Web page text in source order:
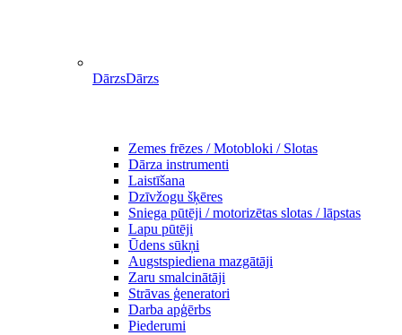
DārzsDārzs
Zemes frēzes / Motobloki / Slotas
Dārza instrumenti
Laistīšana
Dzīvžogu šķēres
Sniega pūtēji / motorizētas slotas / lāpstas
Lapu pūtēji
Ūdens sūkņi
Augstspiediena mazgātāji
Zaru smalcinātāji
Strāvas ģeneratori
Darba apģērbs
Piederumi